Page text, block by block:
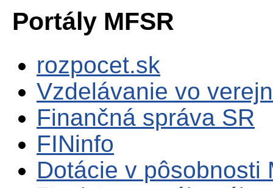
Portály MFSR
rozpocet.sk
Vzdelávanie vo
Finančná správa SR
FINinfo
Dotácie v pôsobnosti